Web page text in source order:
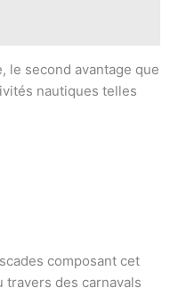
le second avantage que
nautiques telles
composant cet
travers des carnavals